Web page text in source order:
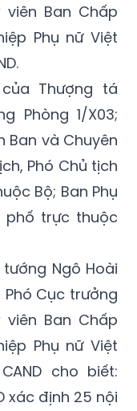
viên Ban Chấp
Phụ nữ Việt
Thượng tá
Phòng 1/X03;
Ban và Chuyên
Phó Chủ tịch
Bộ; Ban Phụ
phố trực thuộc
Ngô Hoài
Phó Cục trưởng
viên Ban Chấp
Phụ nữ Việt
cho biết:
xác định 25 nội